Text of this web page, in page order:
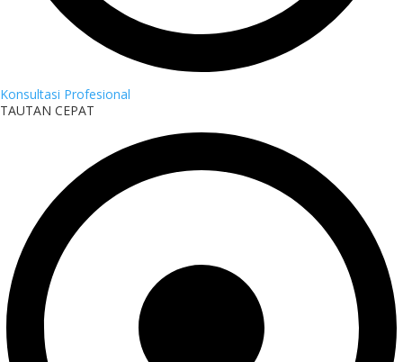
Konsultasi Profesional
TAUTAN CEPAT